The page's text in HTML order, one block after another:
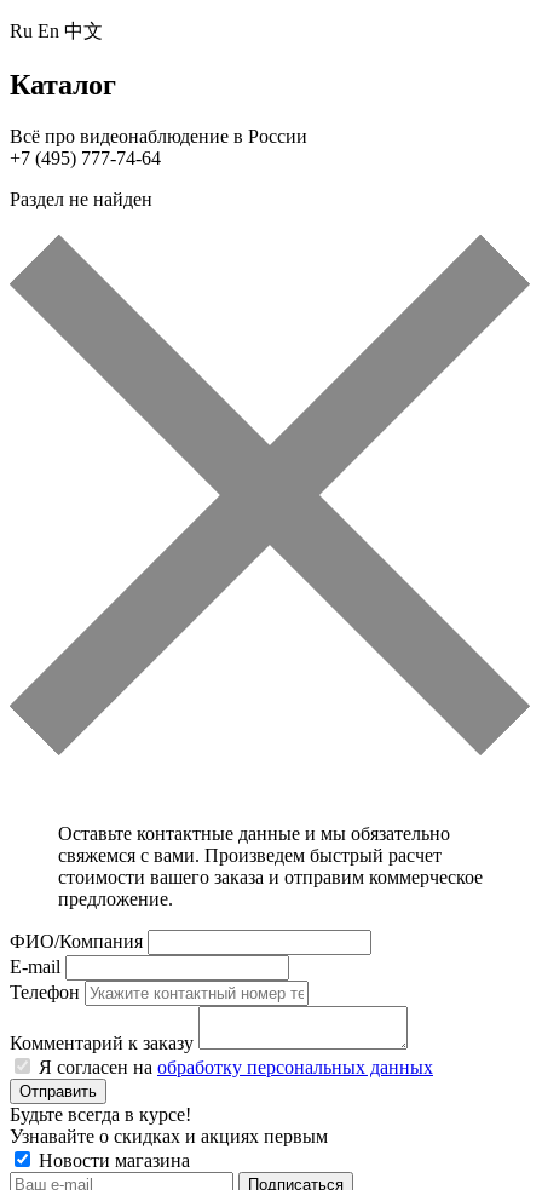
Ru En 中文
Каталог
Всё про видеонаблюдение в России
+7 (495) 777-74-64
Раздел не найден
Оставьте контактные данные и мы обязательно
свяжемся с вами. Произведем быстрый расчет
стоимости вашего заказа и отправим коммерческое
предложение.
ФИО/Компания
E-mail
Телефон
Комментарий к заказу
Я согласен на обработку персональных данных
Отправить
Будьте всегда в курсе!
Узнавайте о скидках и акциях первым
Новости магазина